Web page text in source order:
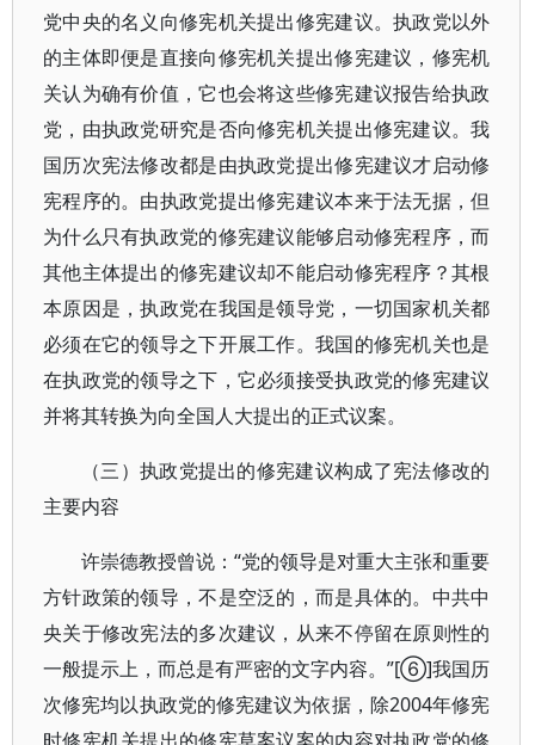
党中央的名义向修宪机关提出修宪建议。执政党以外
的主体即便是直接向修宪机关提出修宪建议，修宪机
关认为确有价值，它也会将这些修宪建议报告给执政
党，由执政党研究是否向修宪机关提出修宪建议。我
国历次宪法修改都是由执政党提出修宪建议才启动修
宪程序的。由执政党提出修宪建议本来于法无据，但
为什么只有执政党的修宪建议能够启动修宪程序，而
其他主体提出的修宪建议却不能启动修宪程序？其根
本原因是，执政党在我国是领导党，一切国家机关都
必须在它的领导之下开展工作。我国的修宪机关也是
在执政党的领导之下，它必须接受执政党的修宪建议
并将其转换为向全国人大提出的正式议案。
（三）执政党提出的修宪建议构成了宪法修改的
主要内容
许崇德教授曾说：“党的领导是对重大主张和重要
方针政策的领导，不是空泛的，而是具体的。中共中
央关于修改宪法的多次建议，从来不停留在原则性的
一般提示上，而总是有严密的文字内容。”[⑥]我国历
次修宪均以执政党的修宪建议为依据，除2004年修宪